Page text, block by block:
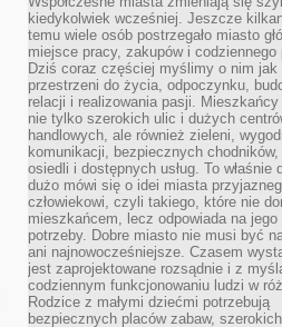
kiedykolwiek wcześniej. Jeszcze
temu wiele osób postrzegało miasto
miejsce pracy, zakupów i codziennego
Dziś coraz częściej myślimy o nim jak
przestrzeni do życia, odpoczynku,
relacji i realizowania pasji.
nie tylko szerokich ulic i dużych
handlowych, ale również zieleni,
komunikacji, bezpiecznych
osiedli i dostępnych usług. To właśnie
dużo mówi się o idei miasta
człowiekowi, czyli takiego, które nie
mieszkańcem, lecz odpowiada na jego
potrzeby. Dobre miasto nie musi być
ani najnowocześniejsze. Czasem
jest zaprojektowane rozsądnie i z
codziennym funkcjonowaniu ludzi w
Rodzice z małymi dziećmi potrzebują
bezpiecznych placów zabaw,